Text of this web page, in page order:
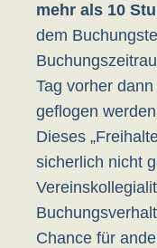
mehr als 10
dem
Tag vorher
geflogen
Dieses
sicherlich nicht
Chance für